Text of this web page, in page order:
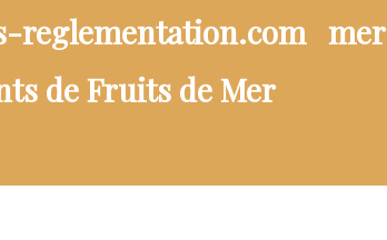
reglementation.com mer
de Fruits de Mer